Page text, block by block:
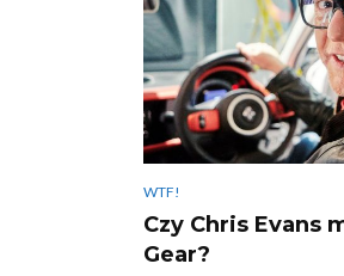
WTF!
Czy Chris Evans
Gear?